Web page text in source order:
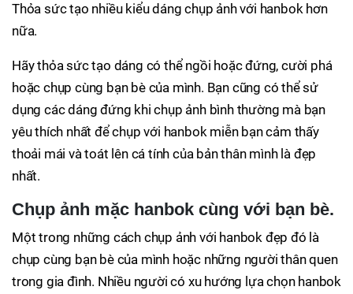
Thỏa sức tạo nhiều kiểu dáng chụp ảnh với hanbok hơn
nữa.
Hãy thỏa sức tạo dáng có thể ngồi hoặc đứng, cười phá
hoặc chụp cùng bạn bè của mình. Bạn cũng có thể sử
dụng các dáng đứng khi chụp ảnh bình thường mà bạn
yêu thích nhất để chụp với hanbok miễn bạn cảm thấy
thoải mái và toát lên cá tính của bản thân mình là đẹp
nhất.
Chụp ảnh mặc hanbok cùng với bạn bè.
Một trong những cách chụp ảnh với hanbok đẹp đó là
chụp cùng bạn bè của mình hoặc những người thân quen
trong gia đình. Nhiều người có xu hướng lựa chọn hanbok